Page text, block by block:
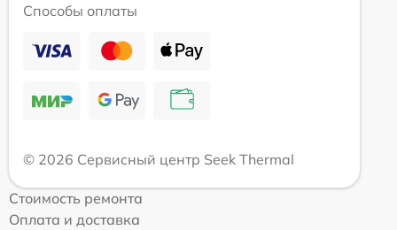
Способы оплаты
© 2026 Сервисный центр Seek Thermal
Стоимость ремонта
Оплата и доставка